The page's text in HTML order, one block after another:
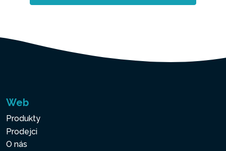
Web
Produkty
Prodejci
O nás